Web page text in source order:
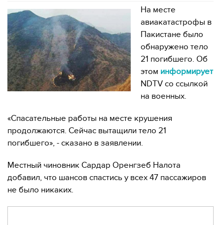
На месте
авиакатастрофы в
Пакистане было
обнаружено тело
21 погибшего. Об
этом информирует
NDTV со ссылкой
на военных.
«Спасательные работы на месте крушения
продолжаются. Сейчас вытащили тело 21
погибшего», - сказано в заявлении.
Местный чиновник Сардар Оренгзеб Налота
добавил, что шансов спастись у всех 47 пассажиров
не было никаких.